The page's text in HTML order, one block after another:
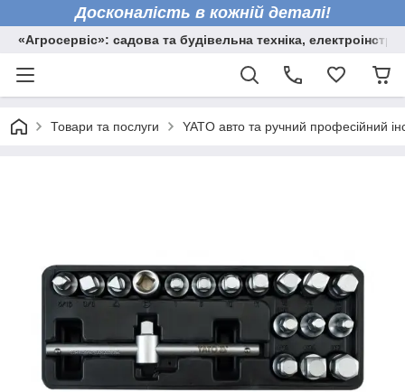
Досконалість в кожній деталі!
«Агросервіс»: садова та будівельна техніка,
Товари та послуги YATO авто та ручний професійний